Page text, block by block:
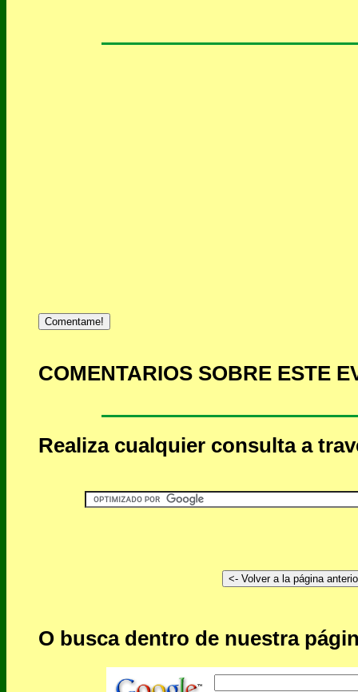
Comentame!
COMENTARIOS SOBRE ESTE
Realiza cualquier consulta a
O busca dentro de nuestra